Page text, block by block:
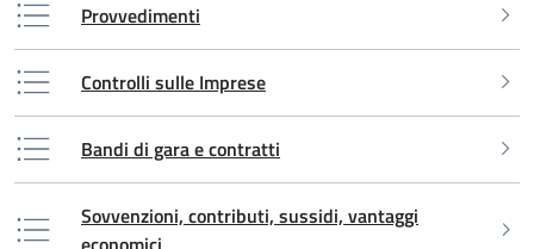
Provvedimenti
Controlli sulle Imprese
Bandi di gara e contratti
Sovvenzioni, contributi, sussidi, vantaggi